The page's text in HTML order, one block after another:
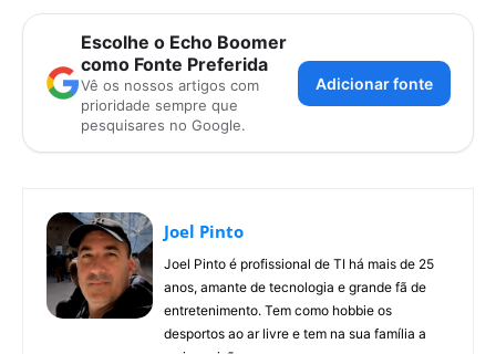
Escolhe o Echo Boomer
como Fonte Preferida
Vê os nossos artigos com
prioridade sempre que
pesquisares no Google.
Adicionar fonte
Joel Pinto
Joel Pinto é profissional de TI há mais de 25
anos, amante de tecnologia e grande fã de
entretenimento. Tem como hobbie os
desportos ao ar livre e tem na sua família a